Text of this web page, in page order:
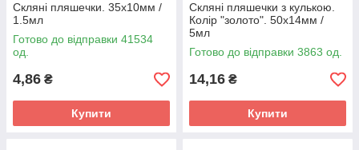
Скляні пляшечки. 35х10мм /
1.5мл
Готово до відправки 41534
од.
4,86 ₴
Купити
Скляні пляшечки з кулькою.
Колір "золото". 50х14мм /
5мл
Готово до відправки 3863 од.
14,16 ₴
Купити